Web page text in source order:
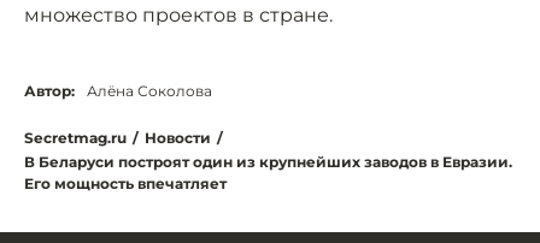
множество проектов в стране.
Автор: Алёна Соколова
Secretmag.ru / Новости /
В Беларуси построят один из крупнейших заводов в Евразии.
Его мощность впечатляет